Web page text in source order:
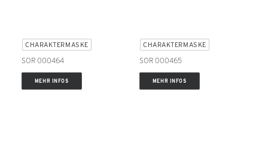
CHARAKTERMASKE
SOR 000464
MEHR INFOS
CHARAKTERMASKE
SOR 000465
MEHR INFOS